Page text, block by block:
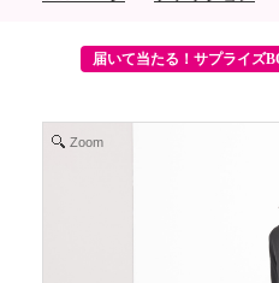
届いて当たる！サプライズ
Zoom